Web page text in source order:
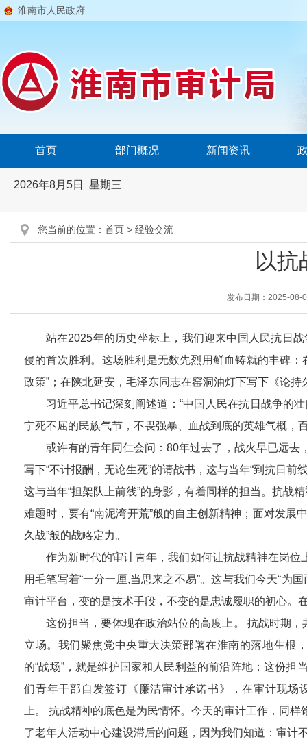
淮南市人民政府
首页 部门概况 新闻资讯
2026年8月5日 星期三
您当前的位置： 首页 > 经验交流
以
发布日期：2025-08-
站在2025年的历史坐标上，我们迎来中国人民抗日
侵的首次胜利。这场胜利是无数先烈用鲜血铸就的丰碑
政策”；在陕北延安，毛泽东同志在窑洞油灯下写下《论
习近平总书记深刻阐述道：“中国人民在抗日战争的
宁死不屈的民族气节，不畏强暴、血战到底的英雄气概，
或许有的青年同仁会问：80年过去了，战火早已远
写下“不计报酬，无论生死”的请战书，这与当年“到抗日
这与当年“担架队上前线”的身影，有着同样的担当。抗战
难题时，要有“南泥湾开荒”般的自主创新精神；面对发展
久战”般的战略定力。
作为新时代的审计青年，我们如何让抗战精神在岗
用毛笔写着“一分一厘,当思来之不易”。这与我们今天“为
审计平台，变的是技术手段，不变的是忠诚履职的初心。
这份担当，要体现在政治站位的高度上。 抗战时期
立场。我们聚焦党中央重大决策部署在淮南的落地生根
的“战场”，就是维护国家和人民利益的前沿阵地；这份
们青年干部自发签订《廉洁审计承诺书》，在审计现场
上。 抗战精神的底色是为民情怀。今天的审计工作，同
了老年人活动中心建设滞后的问题，因为我们知道：审计